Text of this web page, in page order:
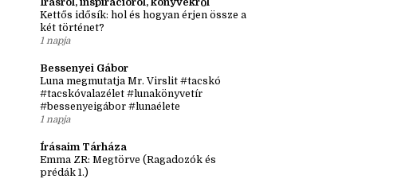
Júliusi olvasások 2026
3 órája
Kettős idősík: hol és hogyan érjen össze a
két történet?
1 napja
Bessenyei Gábor
#tacskóvalazélet #lunakönyvetír
#bessenyeigábor #lunaélete
1 napja